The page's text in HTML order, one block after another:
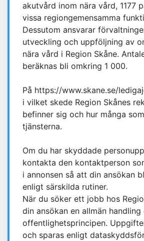
akutvård inom nära vård, 1177
vissa regiongemensamma
Dessutom ansvarar
utveckling och uppföljning av
nära vård i Region Skåne.
beräknas bli omkring 1 000.
På https://www.skane.se/
i vilket skede Region Skånes
befinner sig och hur många
tjänsterna.
Om du har skyddade
kontakta den kontaktperson
i annonsen så att din ansökan
enligt särskilda rutiner.
När du söker ett jobb hos
din ansökan en allmän handling
offentlighetsprincipen.
och sparas enligt